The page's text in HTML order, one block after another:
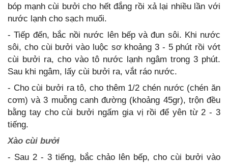
bóp mạnh cùi bưởi cho hết đắng rồi xả lại nhiều lần với
nước lạnh cho sạch muối.
- Tiếp đến, bắc nồi nước lên bếp và đun sôi. Khi nước
sôi, cho cùi bưởi vào luộc sơ khoảng 3 - 5 phút rồi vớt
cùi bưởi ra, cho vào tô nước lạnh ngâm trong 3 phút.
Sau khi ngâm, lấy cùi bưởi ra, vắt ráo nước.
- Cho cùi bưởi ra tô, cho thêm 1/2 chén nước (chén ăn
cơm) và 3 muỗng canh đường (khoảng 45gr), trộn đều
bằng tay cho cùi bưởi ngấm gia vị rồi để yên từ 2 - 3
tiếng.
Xào cùi bưởi
- Sau 2 - 3 tiếng, bắc chảo lên bếp, cho cùi bưởi vào